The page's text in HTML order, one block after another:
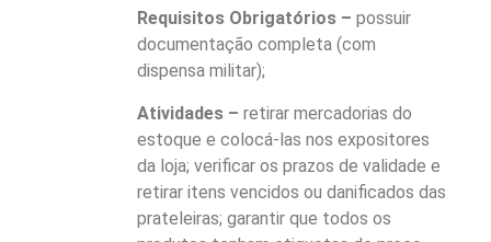
Requisitos Obrigatórios – possuir
documentação completa (com
dispensa militar);
Atividades – retirar mercadorias do
estoque e colocá-las nos expositores
da loja; verificar os prazos de validade e
retirar itens vencidos ou danificados das
prateleiras; garantir que todos os